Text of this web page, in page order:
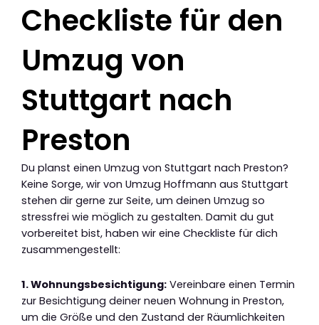
Checkliste für den
Umzug von
Stuttgart nach
Preston
Du planst einen Umzug von Stuttgart nach Preston?
Keine Sorge, wir von Umzug Hoffmann aus Stuttgart
stehen dir gerne zur Seite, um deinen Umzug so
stressfrei wie möglich zu gestalten. Damit du gut
vorbereitet bist, haben wir eine Checkliste für dich
zusammengestellt:
1. Wohnungsbesichtigung: Vereinbare einen Termin
zur Besichtigung deiner neuen Wohnung in Preston,
um die Größe und den Zustand der Räumlichkeiten